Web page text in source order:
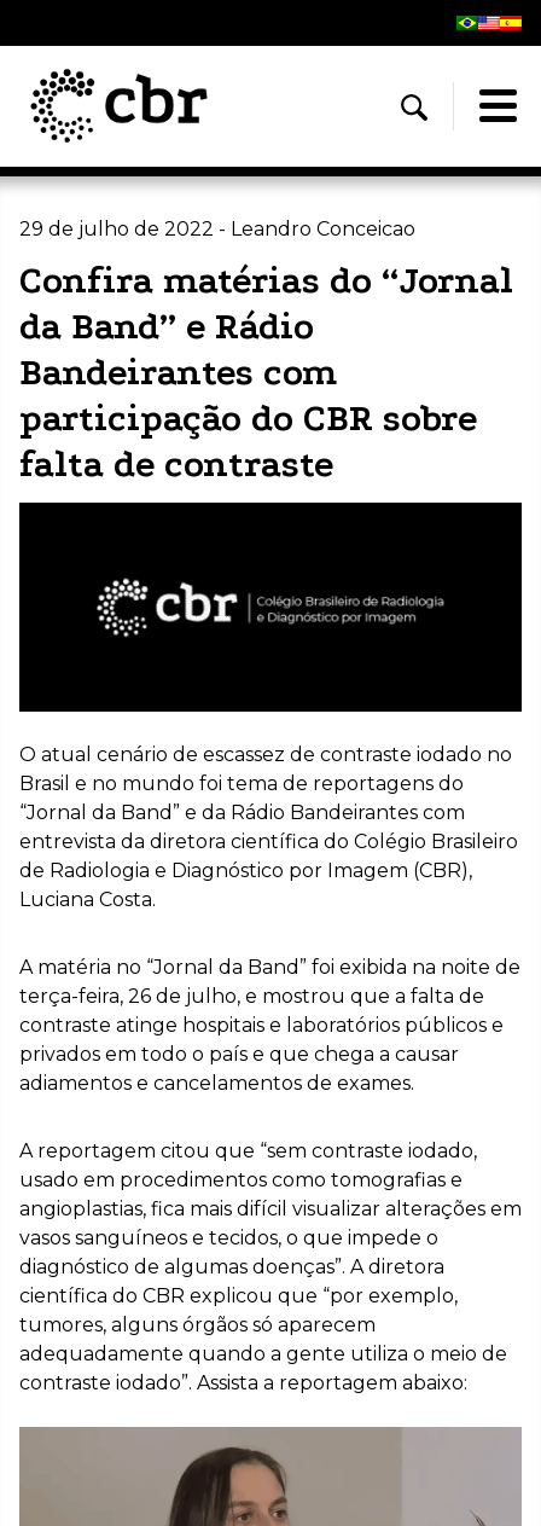
29 de julho de 2022 - Leandro Conceicao
Confira matérias do “Jornal
da Band” e Rádio
Bandeirantes com
participação do CBR sobre
falta de contraste
O atual cenário de escassez de contraste iodado no
Brasil e no mundo foi tema de reportagens do
“Jornal da Band” e da Rádio Bandeirantes com
entrevista da diretora científica do Colégio Brasileiro
de Radiologia e Diagnóstico por Imagem (CBR),
Luciana Costa.
A matéria no “Jornal da Band” foi exibida na noite de
terça-feira, 26 de julho, e mostrou que a falta de
contraste atinge hospitais e laboratórios públicos e
privados em todo o país e que chega a causar
adiamentos e cancelamentos de exames.
A reportagem citou que “sem contraste iodado,
usado em procedimentos como tomografias e
angioplastias, fica mais difícil visualizar alterações em
vasos sanguíneos e tecidos, o que impede o
diagnóstico de algumas doenças”. A diretora
científica do CBR explicou que “por exemplo,
tumores, alguns órgãos só aparecem
adequadamente quando a gente utiliza o meio de
contraste iodado”. Assista a reportagem abaixo: